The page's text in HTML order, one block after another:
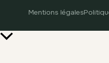
Mentions légales